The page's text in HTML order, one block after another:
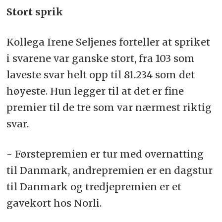
Stort sprik
Kollega Irene Seljenes forteller at spriket
i svarene var ganske stort, fra 103 som
laveste svar helt opp til 81.234 som det
høyeste. Hun legger til at det er fine
premier til de tre som var nærmest riktig
svar.
- Førstepremien er tur med overnatting
til Danmark, andrepremien er en dagstur
til Danmark og tredjepremien er et
gavekort hos Norli.